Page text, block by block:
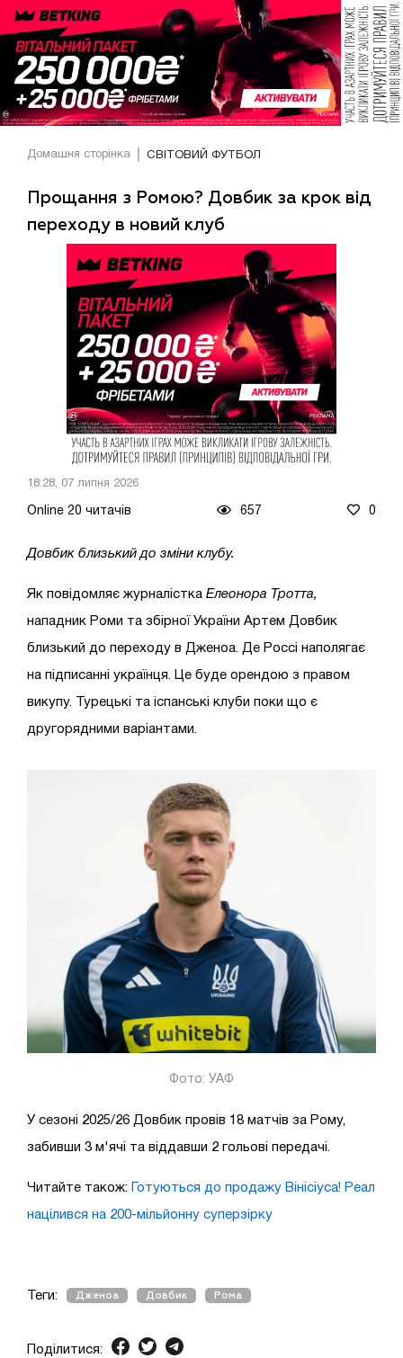
Домашня сторінка СВІТОВИЙ ФУТБОЛ
Прощання з Ромою? Довбик за крок від
переходу в новий клуб
18:28, 07 липня 2026
Online 20 читачів 657 0
Довбик близький до зміни клубу.
Як повідомляє журналістка Елеонора Тротта,
нападник Роми та збірної України Артем Довбик
близький до переходу в Дженоа. Де Россі наполягає
на підписанні українця. Це буде орендою з правом
викупу. Турецькі та іспанські клуби поки що є
другорядними варіантами.
Фото: УАФ
У сезоні 2025/26 Довбик провів 18 матчів за Рому,
забивши 3 м'ячі та віддавши 2 гольові передачі.
Читайте також: Готуються до продажу Вінісіуса! Реал
націлився на 200-мільйонну суперзірку
Теги: Дженоа Довбик Рома
Поділитися: